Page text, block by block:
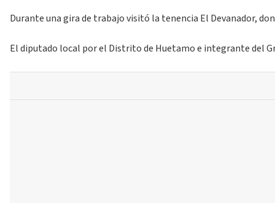
Durante una gira de trabajo visitó la tenencia El Devanador,
El diputado local por el Distrito de Huetamo e integrante del